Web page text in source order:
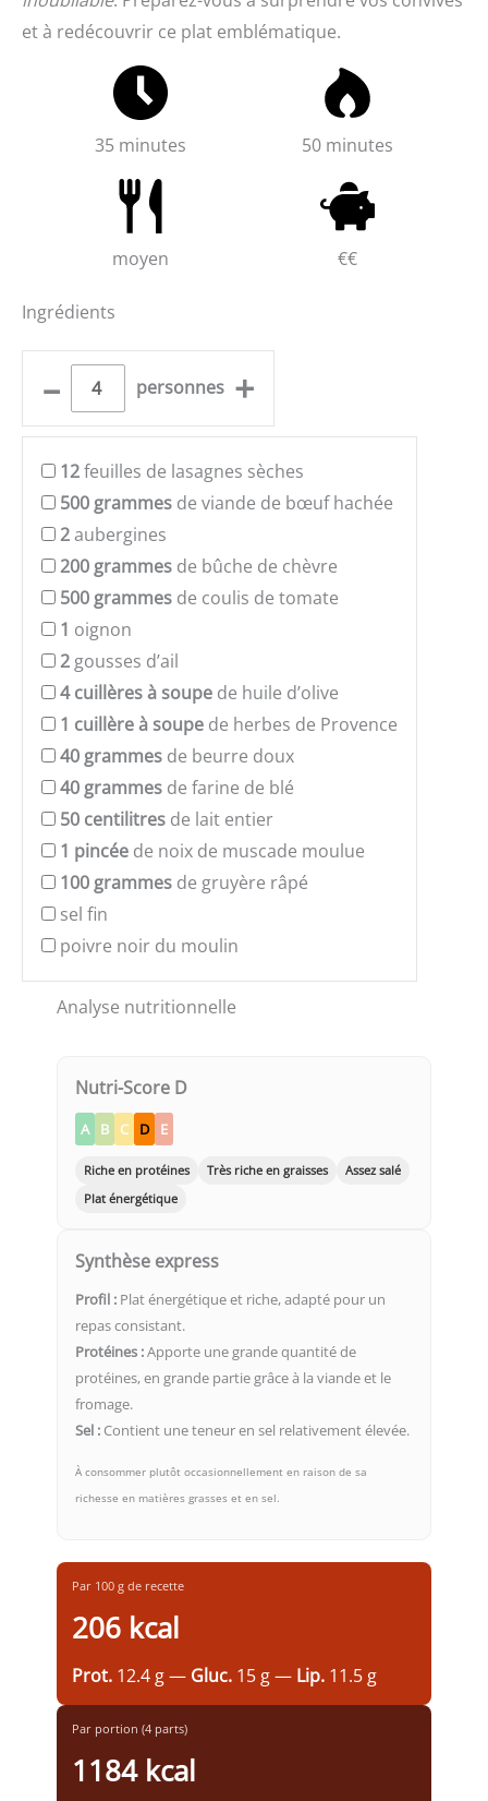
et à redécouvrir ce plat emblématique.
35 minutes 50 minutes
moyen €€
Ingrédients
– personnes +
12feuilles de lasagnes sèches
500 grammes de viande de bœuf hachée
2aubergines
200 grammes de bûche de chèvre
500 grammes de coulis de tomate
1 oignon
2 gousses d’ail
4 cuillères à soupe de huile d’olive
1 cuillère à soupe de herbes de Provence
40 grammes de beurre doux
40 grammes de farine de blé
50 centilitres de lait entier
1 pincée de noix de muscade moulue
100 grammes de gruyère râpé
sel fin
poivre noir du moulin
Analyse nutritionnelle
Nutri-Score D
A B C D E
Riche en protéines Très riche en graisses
Assez salé
Plat énergétique
Synthèse express
Profil : Plat énergétique et riche, adapté pour un
repas consistant.
Protéines :Apporte une grande quantité de
protéines, en grande partie grâce à la viande et le
fromage.
Sel : Contient une teneur en sel relativement élevée.
À consommer plutôt occasionnellement en raison de sa
richesse en matières grasses et en sel.
Par 100 g de recette
206 kcal
Prot. 12.4 g — Gluc. 15 g — Lip. 11.5 g
Par portion (4 parts)
1184 kcal